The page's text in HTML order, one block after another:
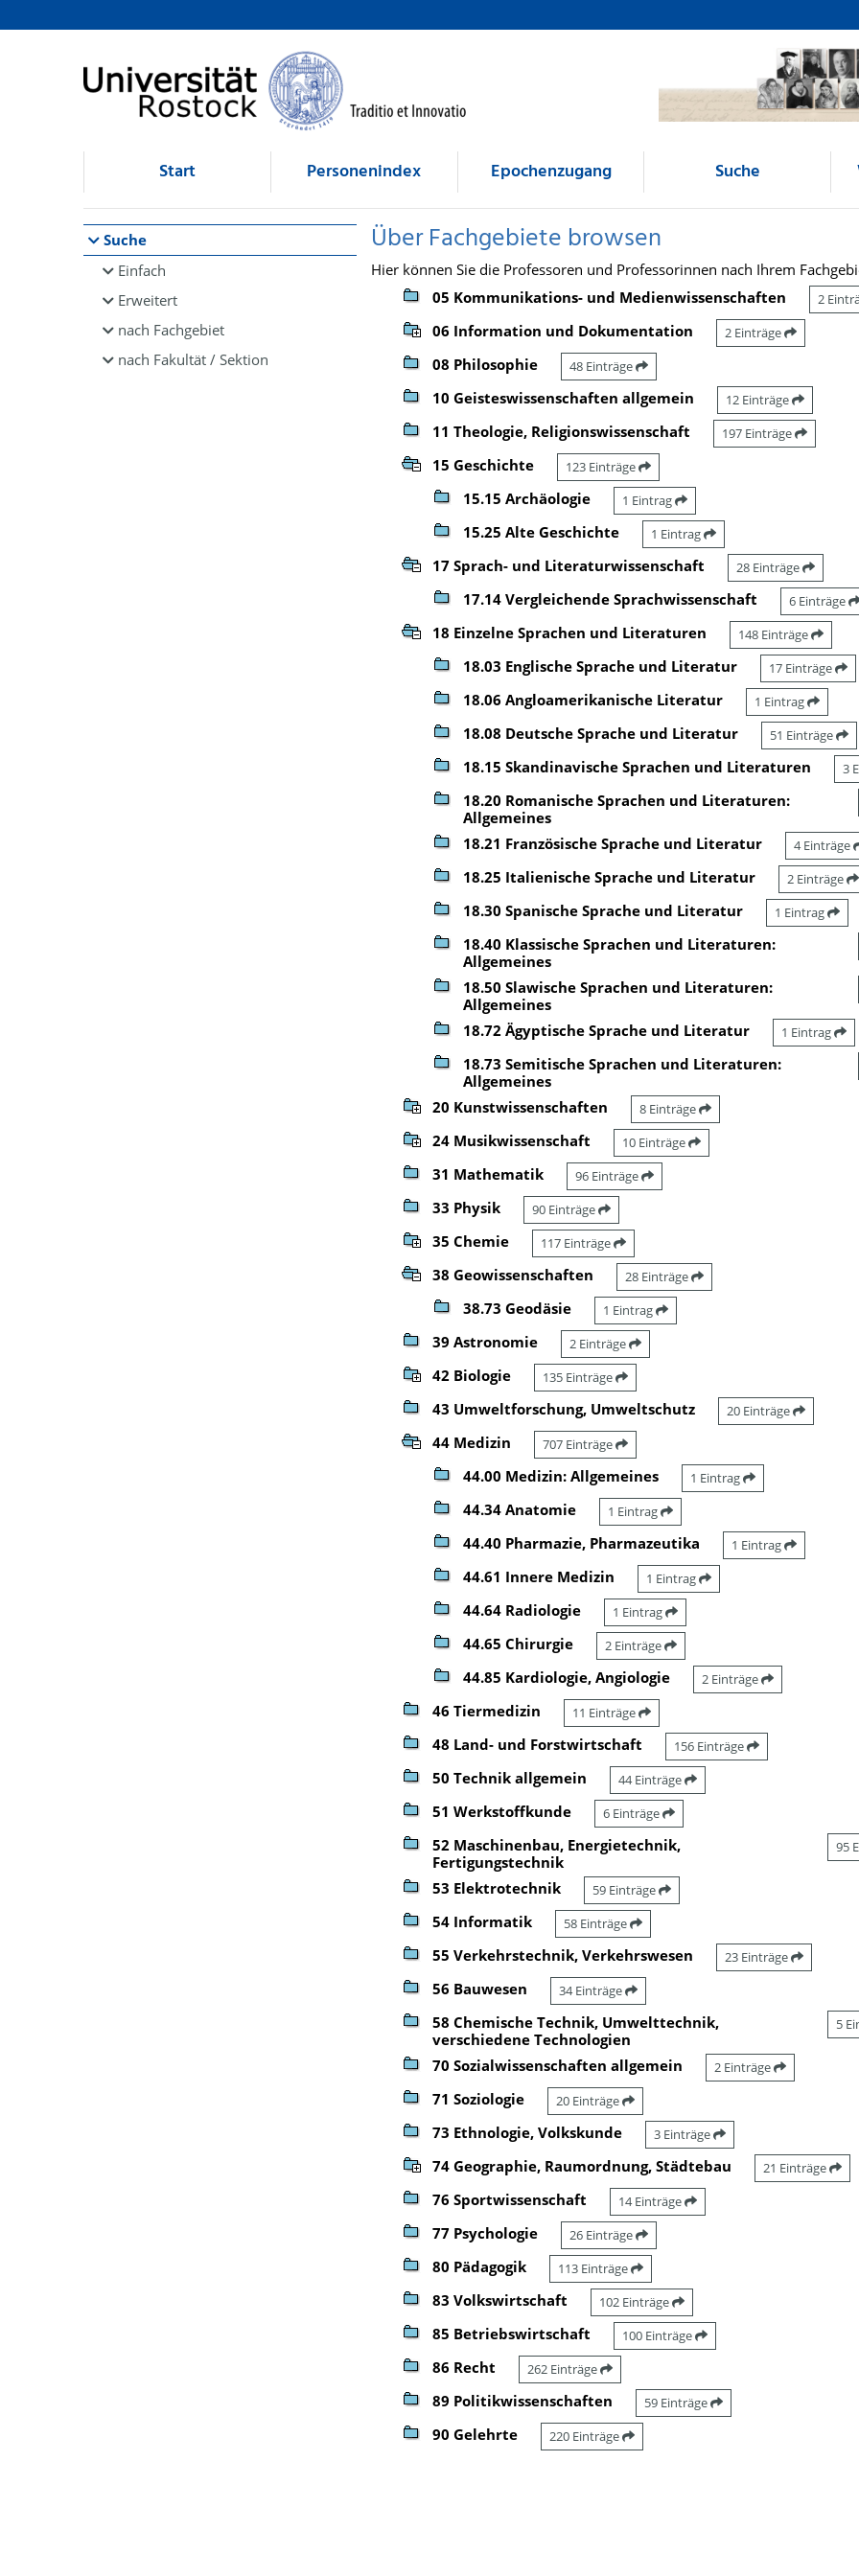
Browsen
direkt zum Inhalt
Start Personenindex Epochenzugang Suche
Suche
Einfach
Erweitert
nach Fachgebiet
nach Fakultät / Sektion
Über Fachgebiete browsen
Hier können Sie die Professoren und Professorinnen nach Ihrem
05 Kommunikations- und Medienwissenschaften
2
06 Information und Dokumentation 2 Einträge
08 Philosophie 48 Einträge
10 Geisteswissenschaften allgemein 12 Einträge
11 Theologie, Religionswissenschaft 197 Einträge
15 Geschichte 123 Einträge
15.15 Archäologie 1 Eintrag
15.25 Alte Geschichte 1 Eintrag
17 Sprach- und Literaturwissenschaft 28 Einträge
17.14 Vergleichende Sprachwissenschaft 6 Einträge
18 Einzelne Sprachen und Literaturen 148 Einträge
18.03 Englische Sprache und Literatur 17 Einträge
18.06 Angloamerikanische Literatur 1 Eintrag
18.08 Deutsche Sprache und Literatur 51 Einträge
18.15 Skandinavische Sprachen und Literaturen 3
18.20 Romanische Sprachen und Literaturen:
Allgemeines
18.21 Französische Sprache und Literatur 4 Einträge
18.25 Italienische Sprache und Literatur 2 Einträge
18.30 Spanische Sprache und Literatur 1 Eintrag
18.40 Klassische Sprachen und Literaturen:
Allgemeines
18.50 Slawische Sprachen und Literaturen:
Allgemeines
18.72 Ägyptische Sprache und Literatur 1 Eintrag
18.73 Semitische Sprachen und Literaturen:
Allgemeines
20 Kunstwissenschaften 8 Einträge
24 Musikwissenschaft 10 Einträge
31 Mathematik 96 Einträge
33 Physik 90 Einträge
35 Chemie 117 Einträge
38 Geowissenschaften 28 Einträge
38.73 Geodäsie 1 Eintrag
39 Astronomie 2 Einträge
42 Biologie 135 Einträge
43 Umweltforschung, Umweltschutz 20 Einträge
44 Medizin 707 Einträge
44.00 Medizin: Allgemeines 1 Eintrag
44.34 Anatomie 1 Eintrag
44.40 Pharmazie, Pharmazeutika 1 Eintrag
44.61 Innere Medizin 1 Eintrag
44.64 Radiologie 1 Eintrag
44.65 Chirurgie 2 Einträge
44.85 Kardiologie, Angiologie 2 Einträge
46 Tiermedizin 11 Einträge
48 Land- und Forstwirtschaft 156 Einträge
50 Technik allgemein 44 Einträge
51 Werkstoffkunde 6 Einträge
52 Maschinenbau, Energietechnik,
Fertigungstechnik
95
53 Elektrotechnik 59 Einträge
54 Informatik 58 Einträge
55 Verkehrstechnik, Verkehrswesen 23 Einträge
56 Bauwesen 34 Einträge
58 Chemische Technik, Umwelttechnik,
verschiedene Technologien
5
70 Sozialwissenschaften allgemein 2 Einträge
71 Soziologie 20 Einträge
73 Ethnologie, Volkskunde 3 Einträge
74 Geographie, Raumordnung, Städtebau 21 Einträge
76 Sportwissenschaft 14 Einträge
77 Psychologie 26 Einträge
80 Pädagogik 113 Einträge
83 Volkswirtschaft 102 Einträge
85 Betriebswirtschaft 100 Einträge
86 Recht 262 Einträge
89 Politikwissenschaften 59 Einträge
90 Gelehrte 220 Einträge